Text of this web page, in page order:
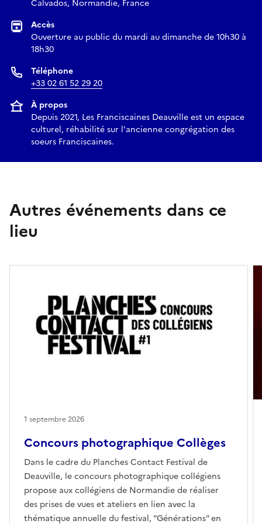
Calvados, Normandie, France
Accès
Ouverture au public du mardi au dimanche de 10h30 à
18h30
Téléphone
+33 02 61 52 29 20
À propos
Depuis 2021, Les Franciscaines Deauville est un espace
culturel, réhabilité sur l'ancienne congrégation des
soeurs Franciscaines.
Autres événements dans ce
lieu
Concours photographique Collèges
Dans le cadre du Planches Contact Festival de
Deauville, le concours photographique collégiens
propose aux collégiens de Normandie de réaliser
des prises de vues et ateliers en lien avec la
thématique annuelle du festival, "Générations" en
1 septembre 2026